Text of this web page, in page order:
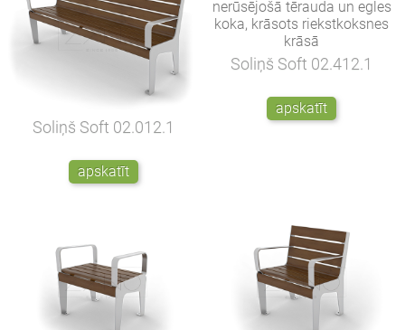
Soliņš Soft 02.012.1
apskatīt
Soliņš Soft 02.412.1
apskatīt